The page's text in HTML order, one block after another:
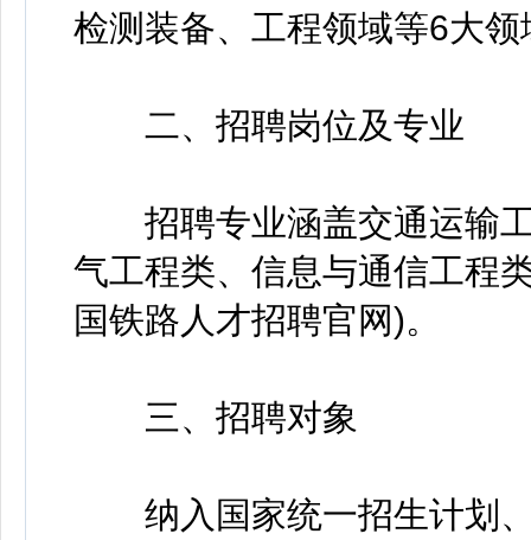
检测装备、工程领域等6大领
二、招聘岗位及专业
招聘专业涵盖交通运输工
气工程类、信息与通信工程
国铁路人才招聘官网)。
三、招聘对象
纳入国家统一招生计划、